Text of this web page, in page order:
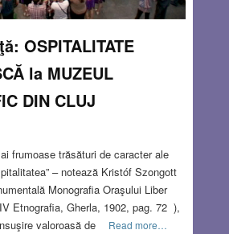
OSPITALITATE
la MUZEUL
DIN CLUJ
frumoase trăsături de caracter ale
– notează Kristóf Szongott
Monografia Oraşului Liber
Etnografia, Gherla, 1902, pag. 72 ),
valoroasă de
Read more…